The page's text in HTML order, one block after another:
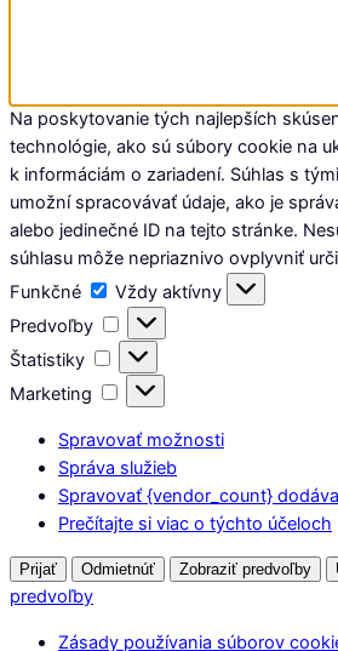
Na poskytovanie tých najlepších
technológie, ako sú súbory cookie na
k informáciám o zariadení. Súhlas s
umožní spracovávať údaje, ako je
alebo jedinečné ID na tejto stránke.
súhlasu môže nepriaznivo ovplyvniť
Funkčné
Funkčné
Vždy aktívny
Predvoľby
Predvoľby
Štatistiky
Štatistiky
Marketing
Marketing
Spravovať možnosti
Správa služieb
Spravovať {vendor_count}
Prečítajte si viac o týchto účeloch
Prijať Odmietnúť Zobraziť predvoľby
predvoľby
Zásady používania súborov